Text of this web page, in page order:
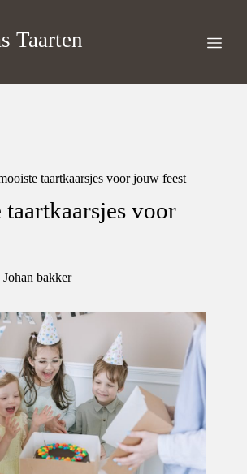
Taarten
taartkaarsjes voor jouw feest
voor
Johan bakker